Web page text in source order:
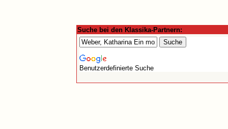
Suche bei den Klassika-Partnern:
Benutzerdefinierte Suche